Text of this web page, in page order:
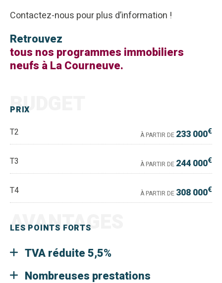
Contactez-nous pour plus d’information !
Retrouvez
tous nos programmes immobiliers
neufs à La Courneuve.
PRIX
BUDGET
T2 À PARTIR DE 233 000€
T3 À PARTIR DE 244 000€
T4 À PARTIR DE 308 000€
LES POINTS FORTS
AVANTAGES
TVA réduite 5,5%
Nombreuses prestations